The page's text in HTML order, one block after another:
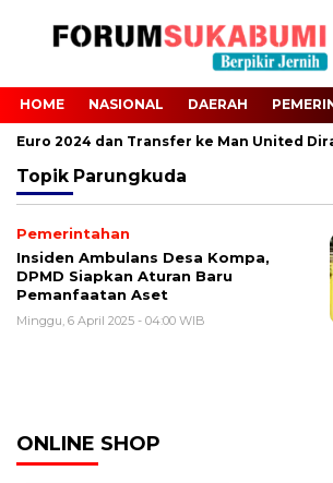
HOME NASIONAL DAERAH
Euro 2024 dan Transfer ke Man United
Topik Parungkuda
Pemerintahan
Insiden Ambulans Desa Kompa,
DPMD Siapkan Aturan Baru
Pemanfaatan Aset
Minggu, 6 April 2025 - 04:00 WIB
ONLINE SHOP